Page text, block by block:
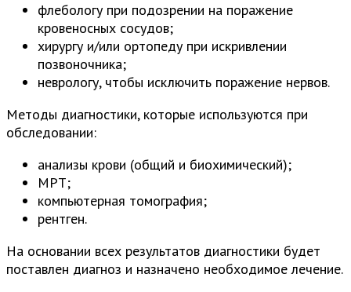
флебологу при подозрении на поражение
кровеносных сосудов;
хирургу и/или ортопеду при искривлении
позвоночника;
неврологу, чтобы исключить поражение нервов.
Методы диагностики, которые используются при
обследовании:
анализы крови (общий и биохимический);
МРТ;
компьютерная томография;
рентген.
На основании всех результатов диагностики будет
поставлен диагноз и назначено необходимое лечение.